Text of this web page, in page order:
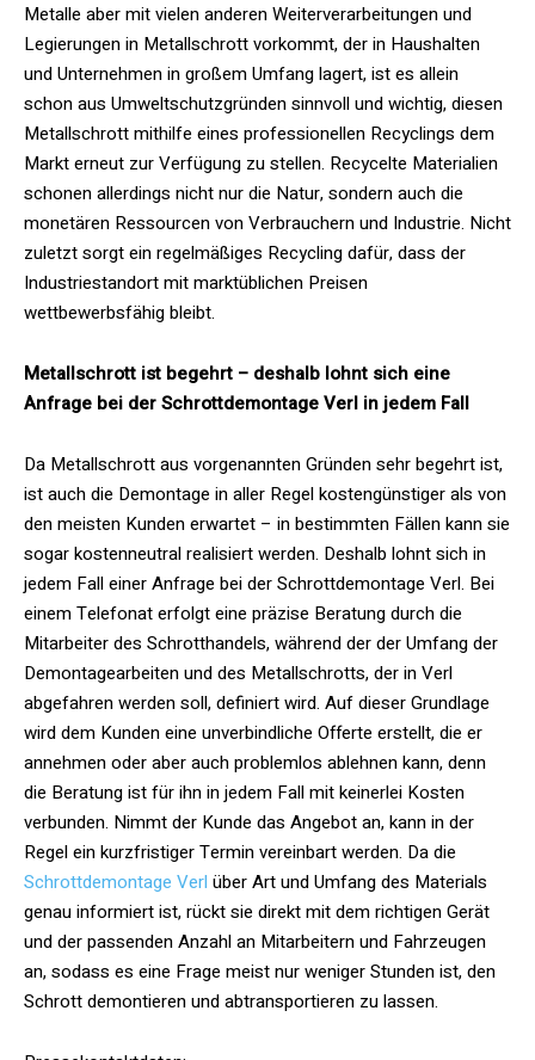
Metalle aber mit vielen anderen Weiterverarbeitungen und
Legierungen in Metallschrott vorkommt, der in Haushalten
und Unternehmen in großem Umfang lagert, ist es allein
schon aus Umweltschutzgründen sinnvoll und wichtig, diesen
Metallschrott mithilfe eines professionellen Recyclings dem
Markt erneut zur Verfügung zu stellen. Recycelte Materialien
schonen allerdings nicht nur die Natur, sondern auch die
monetären Ressourcen von Verbrauchern und Industrie. Nicht
zuletzt sorgt ein regelmäßiges Recycling dafür, dass der
Industriestandort mit marktüblichen Preisen
wettbewerbsfähig bleibt.
Metallschrott ist begehrt – deshalb lohnt sich eine
Anfrage bei der Schrottdemontage Verl in jedem Fall
Da Metallschrott aus vorgenannten Gründen sehr begehrt ist,
ist auch die Demontage in aller Regel kostengünstiger als von
den meisten Kunden erwartet – in bestimmten Fällen kann sie
sogar kostenneutral realisiert werden. Deshalb lohnt sich in
jedem Fall einer Anfrage bei der Schrottdemontage Verl. Bei
einem Telefonat erfolgt eine präzise Beratung durch die
Mitarbeiter des Schrotthandels, während der der Umfang der
Demontagearbeiten und des Metallschrotts, der in Verl
abgefahren werden soll, definiert wird. Auf dieser Grundlage
wird dem Kunden eine unverbindliche Offerte erstellt, die er
annehmen oder aber auch problemlos ablehnen kann, denn
die Beratung ist für ihn in jedem Fall mit keinerlei Kosten
verbunden. Nimmt der Kunde das Angebot an, kann in der
Regel ein kurzfristiger Termin vereinbart werden. Da die
Schrottdemontage Verl über Art und Umfang des Materials
genau informiert ist, rückt sie direkt mit dem richtigen Gerät
und der passenden Anzahl an Mitarbeitern und Fahrzeugen
an, sodass es eine Frage meist nur weniger Stunden ist, den
Schrott demontieren und abtransportieren zu lassen.